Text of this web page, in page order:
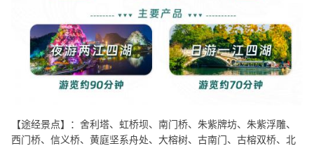
【途经景点】：舍利塔、虹桥坝、南门桥、朱紫牌坊、朱紫浮雕、
西门桥、信义桥、黄庭坚系舟处、大榕树、古南门、古榕双桥、北